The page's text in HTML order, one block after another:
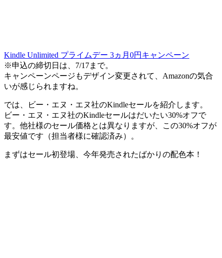
Kindle Unlimited プライムデー 3ヵ月0円キャンペーン
※申込の締切日は、7/17まで。
キャンペーンページもデザイン変更されて、Amazonの気合
いが感じられますね。
では、ビー・エヌ・エヌ社のKindleセールを紹介します。
ビー・エヌ・エヌ社のKindleセールはだいたい30%オフで
す。他社様のセール価格とは異なりますが、この30%オフが
最安値です（担当者様に確認済み）。
まずはセール初登場 、今年発売されたばかりの配色本！